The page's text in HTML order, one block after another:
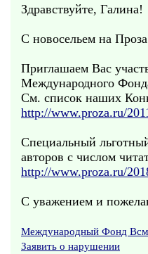
Здравствуйте, Галина!
С новосельем на
Приглашаем Вас
Международного
См. список наших
http://www.proza.ru/
Специальный
авторов с числом
http://www.proza.ru/
С уважением и
Международный Фонд Всм
Заявить о нарушении